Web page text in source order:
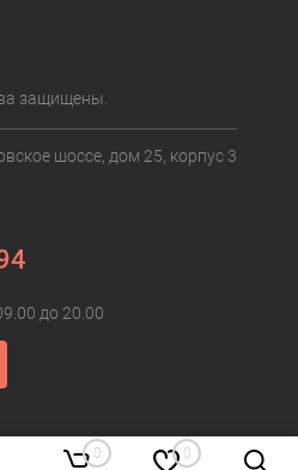
защищены.
шоссе, дом 25, корпус 3
до 20.00
0 0